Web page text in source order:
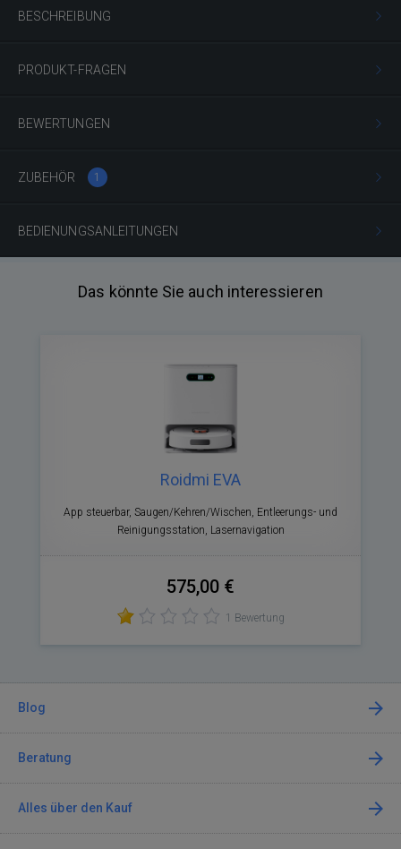
BESCHREIBUNG
PRODUKT-FRAGEN
BEWERTUNGEN
ZUBEHÖR 1
BEDIENUNGSANLEITUNGEN
Das könnte Sie auch interessieren
Roidmi EVA
App steuerbar, Saugen/Kehren/Wischen, Entleerungs- und
Reinigungsstation, Lasernavigation
575,00 €
1 Bewertung
Blog
Beratung
Alles über den Kauf